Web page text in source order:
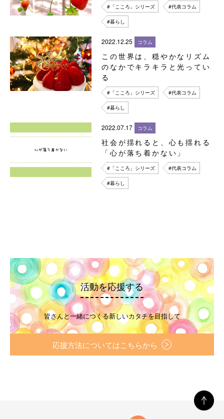
#「こころ」シリーズ #代表コラム
#暮らし
2022.12.25 コラム
この世界は、穏やかなリズム
のなかでキラキラと光ってい
る
#「こころ」シリーズ #代表コラム
#暮らし
2022.07.17 コラム
社会が揺れると、心も揺れる
「心が落ち着かない」
#「こころ」シリーズ #代表コラム
#暮らし
活動を応援する
皆さんと一緒につくる新しいカタチを目指して
応援方法についてはこちらから